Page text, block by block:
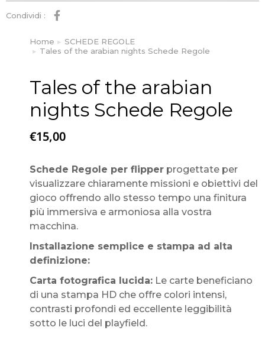
Condividi :
Tu sei qui:
Home
SCHEDE REGOLE
Tales of the arabian nights Schede Regole
Tales of the arabian
nights Schede Regole
€15,00
Schede Regole per flipper progettate per
visualizzare chiaramente missioni e obiettivi del
gioco offrendo allo stesso tempo una finitura
più immersiva e armoniosa alla vostra
macchina.
Installazione semplice e stampa ad alta
definizione:
Carta fotografica lucida: Le carte beneficiano
di una stampa HD che offre colori intensi,
contrasti profondi ed eccellente leggibilità
sotto le luci del playfield.